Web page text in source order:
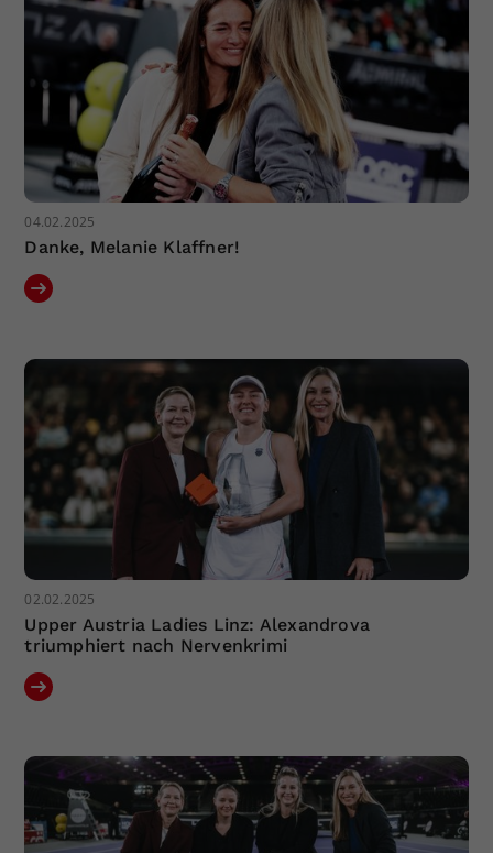
04.02.2025
Danke, Melanie Klaffner!
02.02.2025
Upper Austria Ladies Linz: Alexandrova
triumphiert nach Nervenkrimi